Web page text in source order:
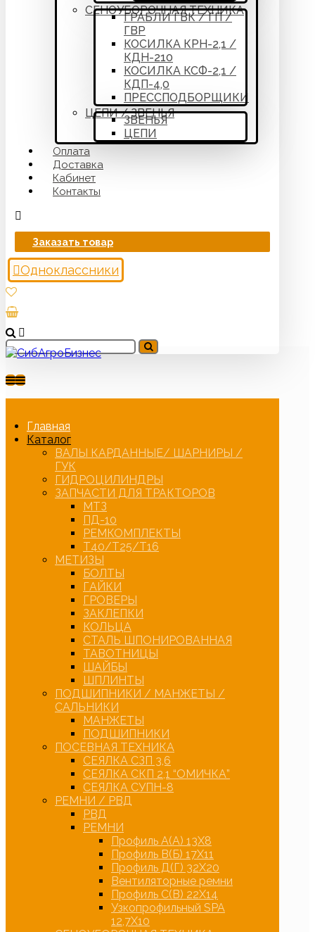
СЕНОУБОРОЧНАЯ ТЕХНИКА
ГРАБЛИ ГВК / ГП /
ГВР
КОСИЛКА КРН-2,1 /
КДН-210
КОСИЛКА КСФ-2,1 /
КДП-4,0
ПРЕССПОДБОРЩИКИ
ЦЕПИ / ЗВЕНЬЯ
ЗВЕНЬЯ
ЦЕПИ
Оплата
Доставка
Кабинет
Контакты
Заказать товар
Одноклассники
Главная
Каталог
ВАЛЫ КАРДАННЫЕ/ ШАРНИРЫ /
ГУК
ГИДРОЦИЛИНДРЫ
ЗАПЧАСТИ ДЛЯ ТРАКТОРОВ
МТЗ
ПД-10
РЕМКОМПЛЕКТЫ
Т40/Т25/Т16
МЕТИЗЫ
БОЛТЫ
ГАЙКИ
ГРОВЕРЫ
ЗАКЛЕПКИ
КОЛЬЦА
СТАЛЬ ШПОНИРОВАННАЯ
ТАВОТНИЦЫ
ШАЙБЫ
ШПЛИНТЫ
ПОДШИПНИКИ / МАНЖЕТЫ /
САЛЬНИКИ
МАНЖЕТЫ
ПОДШИПНИКИ
ПОСЕВНАЯ ТЕХНИКА
СЕЯЛКА СЗП 3,6
СЕЯЛКА СКП 2,1 “ОМИЧКА”
СЕЯЛКА СУПН-8
РЕМНИ / РВД
РВД
РЕМНИ
Профиль А(А) 13Х8
Профиль В(Б) 17Х11
Профиль Д(Г) 32Х20
Вентиляторные ремни
Профиль С(В) 22Х14
Узкопрофильный SPA
12,7Х10